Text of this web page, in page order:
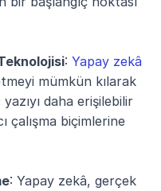
: Yapay zekâ
mümkün kılarak
daha erişilebilir
çalışma biçimlerine
: Yapay zekâ, gerçek